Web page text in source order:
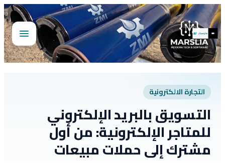
تخطى
إلى
المحتوى فتح
التجارة الالكترونية
التسويق بالبريد الإلكتروني
للمتاجر الإلكترونية: من أول
مشترك إلى حملات مبيعات